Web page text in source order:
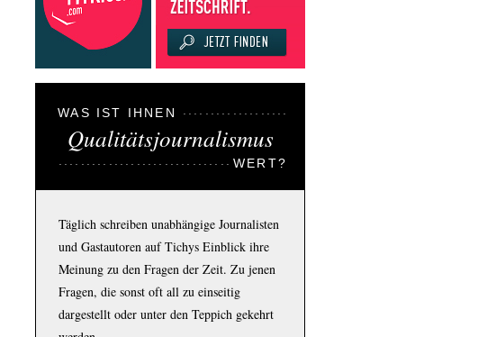
WAS IST IHNEN
Qualitätsjournalismus
WERT?
Täglich schreiben unabhängige Journalisten
und Gastautoren auf Tichys Einblick ihre
Meinung zu den Fragen der Zeit. Zu jenen
Fragen, die sonst oft all zu einseitig
dargestellt oder unter den Teppich gekehrt